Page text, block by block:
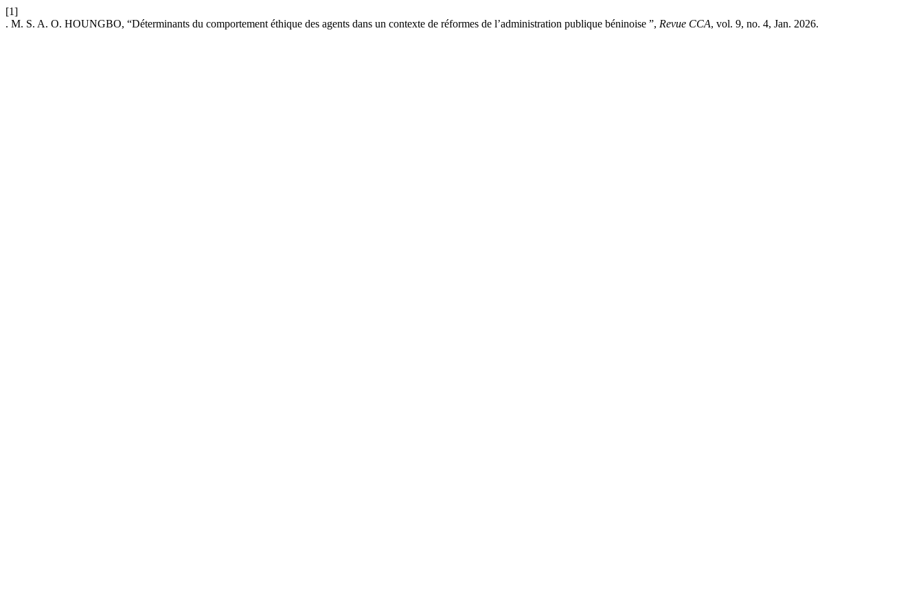
[1]
. M. S. A. O. HOUNGBO, “Déterminants du comportement éthique des agents dans un contexte de réformes de l’administration publique béninoise ”, Revue CCA, vol. 9, no. 4, Jan. 2026.